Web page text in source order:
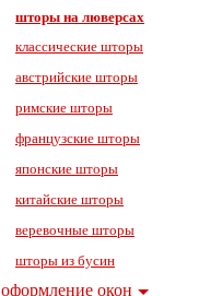
шторы на люверсах
классические шторы
австрийские шторы
римские шторы
французские шторы
японские шторы
китайские шторы
веревочные шторы
шторы из бусин
оформление окон